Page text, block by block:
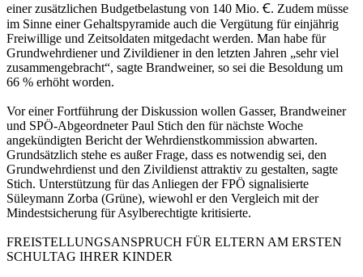
einer zusätzlichen Budgetbelastung von 140 Mio. Ꞓ. Zudem müsse
im Sinne einer Gehaltspyramide auch die Vergütung für einjährig
Freiwillige und Zeitsoldaten mitgedacht werden. Man habe für
Grundwehrdiener und Zivildiener in den letzten Jahren „sehr viel
zusammengebracht“, sagte Brandweiner, so sei die Besoldung um
66 % erhöht worden.
Vor einer Fortführung der Diskussion wollen Gasser, Brandweiner
und SPÖ-Abgeordneter Paul Stich den für nächste Woche
angekündigten Bericht der Wehrdienstkommission abwarten.
Grundsätzlich stehe es außer Frage, dass es notwendig sei, den
Grundwehrdienst und den Zivildienst attraktiv zu gestalten, sagte
Stich. Unterstützung für das Anliegen der FPÖ signalisierte
Süleymann Zorba (Grüne), wiewohl er den Vergleich mit der
Mindestsicherung für Asylberechtigte kritisierte.
FREISTELLUNGSANSPRUCH FÜR ELTERN AM ERSTEN
SCHULTAG IHRER KINDER